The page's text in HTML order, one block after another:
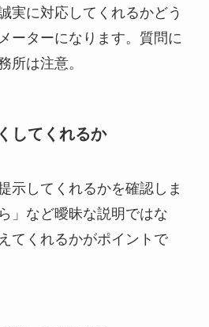
実に対応してくれるかどう
ーターになります。質問に
所は注意。
してくれるか
示してくれるかを確認しま
」など曖昧な説明ではな
てくれるかがポイントで